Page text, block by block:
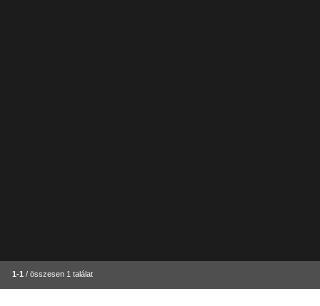
1-1 / összesen 1 találat